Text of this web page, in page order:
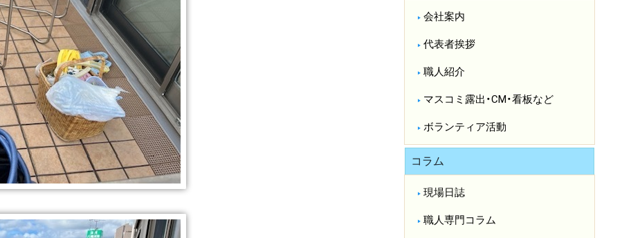
会社案内
代表者挨拶
職人紹介
マスコミ露出・CM・看板など
ボランティア活動
コラム
現場日誌
職人専門コラム